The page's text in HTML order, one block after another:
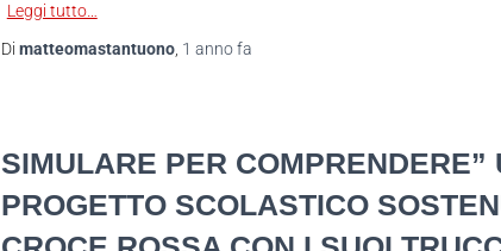
Leggi tutto…
Di matteomastantuono, 1 annofa
SIMULARE PER COMPRENDERE”
PROGETTO SCOLASTICO